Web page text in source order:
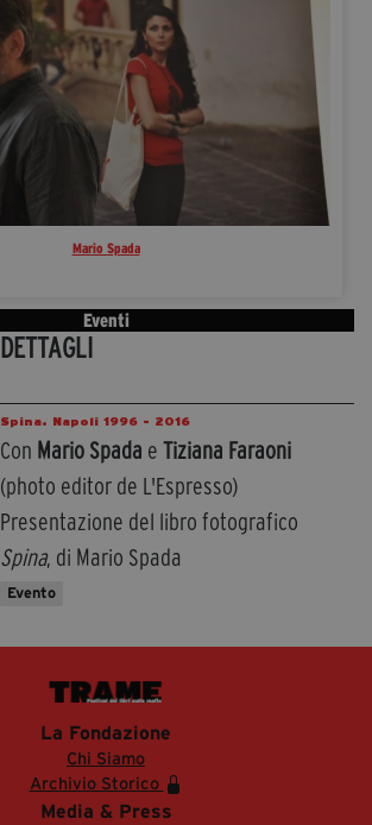
Mario Spada
Eventi
DETTAGLI
Spina. Napoli 1996 - 2016
Con Mario Spada e Tiziana Faraoni
(photo editor de L'Espresso)
Presentazione del libro fotografico
Spina, di Mario Spada
Evento
La Fondazione
Chi Siamo
Archivio Storico
Media & Press